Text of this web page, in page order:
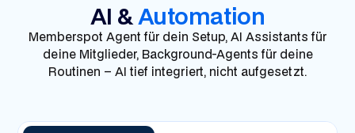
AI &Automation
Memberspot Agent für dein Setup, AI Assistants für
deine Mitglieder, Background-Agents für deine
Routinen – AI tief integriert, nicht aufgesetzt.